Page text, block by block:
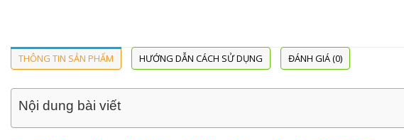
THÔNG TIN SẢN PHẨM HƯỚNG DẪN CÁCH SỬ DỤNG ĐÁNH GIÁ (0)
Nội dung bài viết